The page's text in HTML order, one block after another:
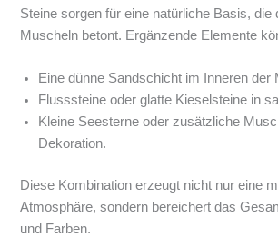
Steine sorgen für eine natürliche Basis, die
Muscheln betont. Ergänzende Elemente
Eine dünne Sandschicht im Inneren der
Flusssteine oder glatte Kieselsteine in
Kleine Seesterne oder zusätzliche
Dekoration.
Diese Kombination erzeugt nicht nur eine
Atmosphäre, sondern bereichert das
und Farben.